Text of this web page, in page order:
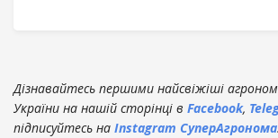
Дізнавайтесь першими найсвіжіші
України на нашій сторінці в Facebook,
підписуйтесь на Instagram СуперАгронома.